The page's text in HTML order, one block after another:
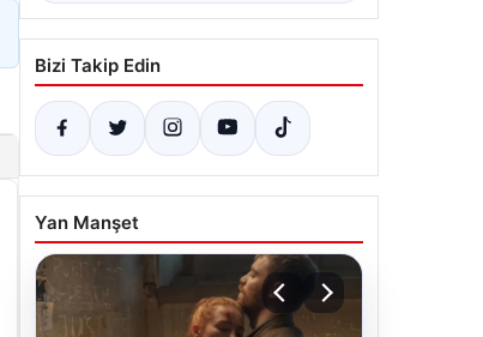
Bizi Takip Edin
Yan Manşet